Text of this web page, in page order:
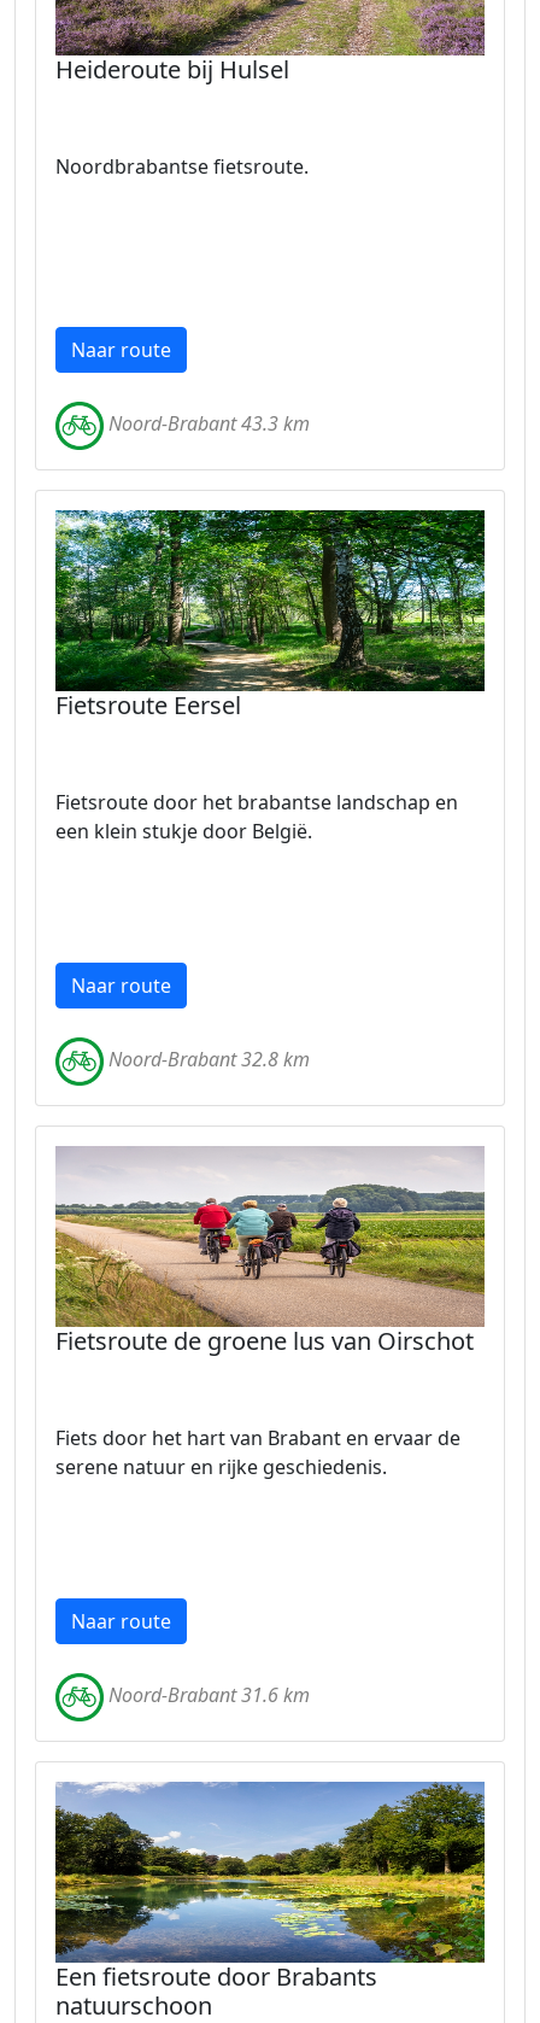
Heideroute bij Hulsel
Noordbrabantse fietsroute.
Naar route
Noord-Brabant 43.3 km
Fietsroute Eersel
Fietsroute door het brabantse landschap en
een klein stukje door België.
Naar route
Noord-Brabant 32.8 km
Fietsroute de groene lus van Oirschot
Fiets door het hart van Brabant en ervaar de
serene natuur en rijke geschiedenis.
Naar route
Noord-Brabant 31.6 km
Een fietsroute door Brabants
natuurschoon